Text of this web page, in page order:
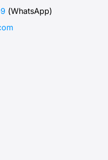
(WhatsApp)